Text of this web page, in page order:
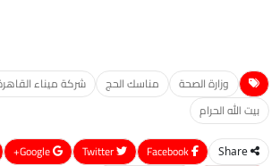
وزارة الصحة مناسك الحج
شركة ميناء
بيت الله الحرام
Share
Google+